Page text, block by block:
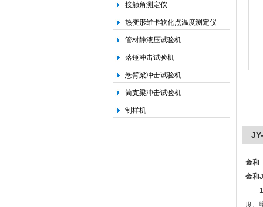
接触角测定仪
热变形维卡软化点温度测定仪
管材静液压试验机
落锤冲击试验机
悬臂梁冲击试验机
简支梁冲击试验机
制样机
金和
金和
1、
度、